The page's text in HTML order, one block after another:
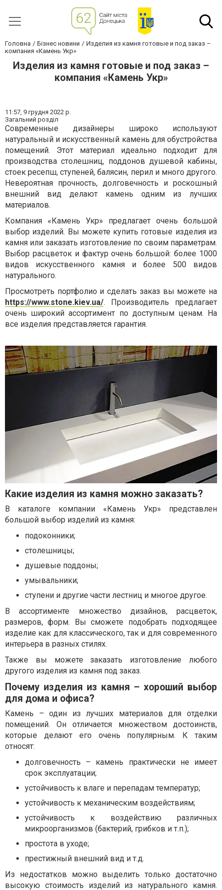
Головна Бізнес новини
Изделия из камня готовые и под заказ –
компания «Камень Укр»
Изделия из камня готовые и под заказ –
компания «Камень Укр»
11:57, 9 грудня 2022 р.
Загальний розділ
Современные дизайнеры широко используют
натуральный и искусственный камень для обустройства
помещений. Этот материал идеально подходит для
производства столешниц, поддонов душевой кабины,
стоек ресепш, ступеней, балясин, перил и много другого.
Невероятная прочность, долговечность и роскошный
внешний вид делают камень одним из лучших
материалов.
Компания «Камень Укр» предлагает очень большой
выбор изделий. Вы можете купить готовые изделия из
камня или заказать изготовление по своим параметрам.
Выбор расцветок и фактур очень большой: более 1000
видов искусственного камня и более 500 видов
натурального.
Просмотреть портфолио и сделать заказ вы можете на
https://www.stone.kiev.ua/. Производитель предлагает
очень широкий ассортимент по доступным ценам. На
все изделия представляется гарантия.
Какие изделия из камня можно заказать?
В каталоге компании «Камень Укр» представлен
большой выбор изделий из камня:
подоконники;
столешницы;
душевые поддоны;
умывальники;
ступени и другие части лестниц и многое другое.
В ассортименте множество дизайнов, расцветок,
размеров, форм. Вы сможете подобрать подходящее
изделие как для классического, так и для современного
интерьера в разных стилях.
Также вы можете заказать изготовление любого
другого изделия из камня под заказ.
Почему изделия из камня – хороший выбор
для дома и офиса?
Камень – один из лучших материалов для отделки
помещений. Он отличается множеством достоинств,
которые делают его очень популярным. К таким
относят:
долговечность – камень практически не имеет
срок эксплуатации;
устойчивость к влаге и перепадам температур;
устойчивость к механическим воздействиям;
устойчивость к воздействию различных
микроорганизмов (бактерий, грибков и т.п.);
простота в уходе;
престижный внешний вид и т.д.
Из недостатков можно выделить только достаточно
высокую стоимость изделий из натурального камня.